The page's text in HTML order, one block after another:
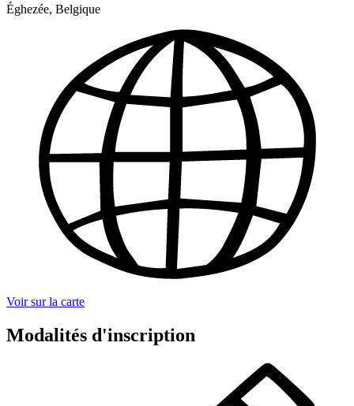
Éghezée, Belgique
Voir sur la carte
Modalités d'inscription